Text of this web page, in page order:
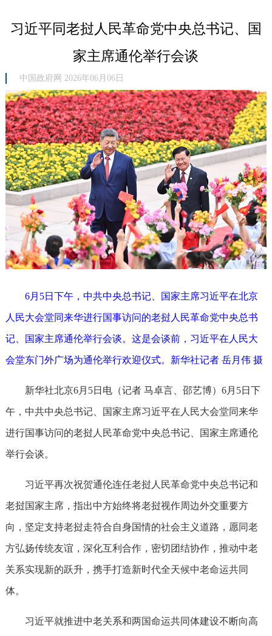
习近平同老挝人民革命党中央总书记、国
家主席通伦举行会谈
中国政府网 2026年06月06日
6月5日下午，中共中央总书记、国家主席习近平在北京
人民大会堂同来华进行国事访问的老挝人民革命党中央总书
记、国家主席通伦举行会谈。这是会谈前，习近平在人民大
会堂东门外广场为通伦举行欢迎仪式。新华社记者 岳月伟 摄
新华社北京6月5日电（记者 马卓言、邵艺博）6月5日下
午，中共中央总书记、国家主席习近平在人民大会堂同来华
进行国事访问的老挝人民革命党中央总书记、国家主席通伦
举行会谈。
习近平再次祝贺通伦连任老挝人民革命党中央总书记和
老挝国家主席，指出中方始终将老挝视作周边外交重要方
向，坚定支持老挝走符合自身国情的社会主义道路，愿同老
方弘扬传统友谊，深化互利合作，密切团结协作，推动中老
关系实现新的跃升，携手打造新时代全天候中老命运共同
体。
习近平就推进中老关系和两国命运共同体建设不断向高